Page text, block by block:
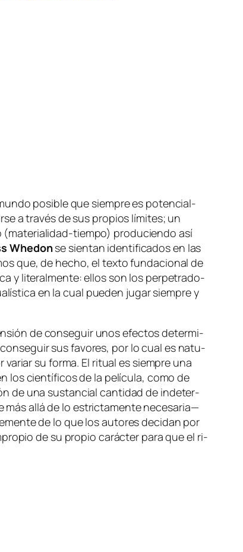
po­si­ble que siem­pre es po­ten­cial­
a tra­vés de sus pro­pios lí­mi­tes; un
(materialidad-tiempo) pro­du­cien­do así
Whedonse sien­tan iden­ti­fi­ca­dos en las
que, de he­cho, el tex­to fun­da­cio­nal de
y li­te­ral­men­te: ellos son los per­pe­tra­do­
en la cual pue­den ju­gar siem­pre y
de con­se­guir unos efec­tos de­ter­mi­
sus fa­vo­res, por lo cual es na­tu­
su for­ma. El ri­tual es siem­pre una
los cien­tí­fi­cos de la pe­lí­cu­la, co­mo de
de una sus­tan­cial can­ti­dad de in­de­ter­
allá de lo es­tric­ta­men­te ne­ce­sa­ria—
de lo que los au­to­res de­ci­dan por
de su pro­pio ca­rác­ter pa­ra que el ri­